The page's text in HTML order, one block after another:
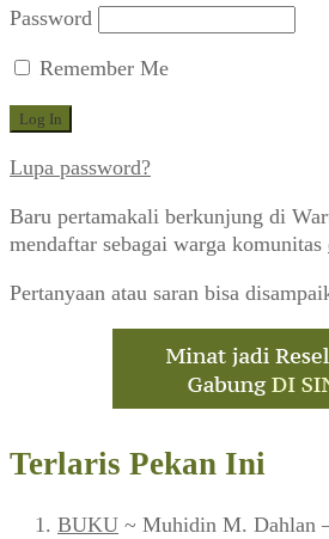
Password
Remember Me
Lupa password?
Baru pertamakali berkunjung di
mendaftar sebagai warga komunitas
Pertanyaan atau saran bisa
Terlaris Pekan Ini
BUKU ~ Muhidin M. Dahlan